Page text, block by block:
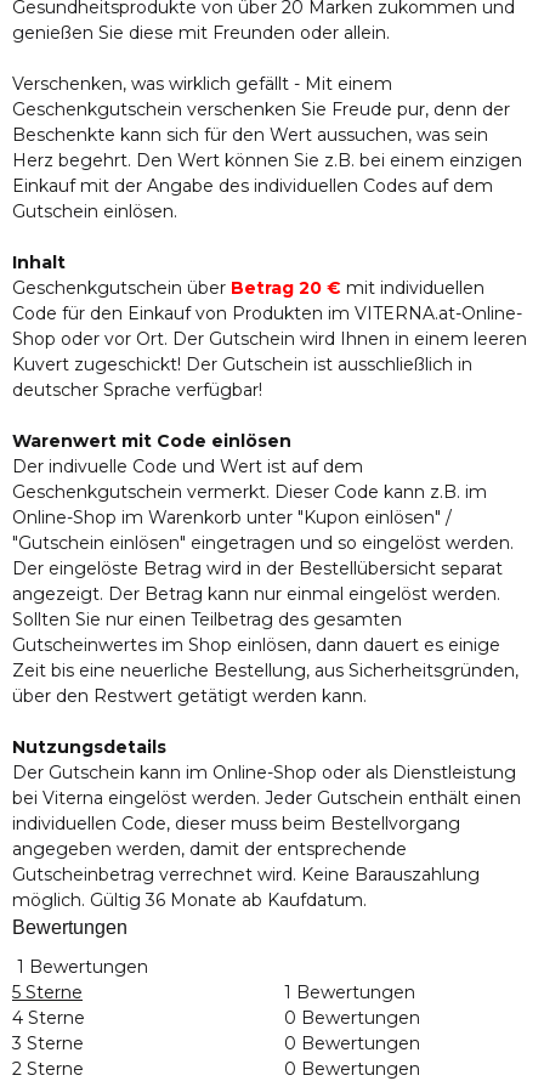
Gesundheitsprodukte von über 20 Marken zukommen und
genießen Sie diese mit Freunden oder allein.
Verschenken, was wirklich gefällt - Mit einem
Geschenkgutschein verschenken Sie Freude pur, denn der
Beschenkte kann sich für den Wert aussuchen, was sein
Herz begehrt. Den Wert können Sie z.B. bei einem einzigen
Einkauf mit der Angabe des individuellen Codes auf dem
Gutschein einlösen.
Inhalt
Geschenkgutschein über Betrag 20 € mit individuellen
Code für den Einkauf von Produkten im VITERNA.at-Online-
Shop oder vor Ort. Der Gutschein wird Ihnen in einem leeren
Kuvert zugeschickt! Der Gutschein ist ausschließlich in
deutscher Sprache verfügbar!
Warenwert mit Code einlösen
Der indivuelle Code und Wert ist auf dem
Geschenkgutschein vermerkt. Dieser Code kann z.B. im
Online-Shop im Warenkorb unter "Kupon einlösen" /
"Gutschein einlösen" eingetragen und so eingelöst werden.
Der eingelöste Betrag wird in der Bestellübersicht separat
angezeigt. Der Betrag kann nur einmal eingelöst werden.
Sollten Sie nur einen Teilbetrag des gesamten
Gutscheinwertes im Shop einlösen, dann dauert es einige
Zeit bis eine neuerliche Bestellung, aus Sicherheitsgründen,
über den Restwert getätigt werden kann.
Nutzungsdetails
Der Gutschein kann im Online-Shop oder als Dienstleistung
bei Viterna eingelöst werden. Jeder Gutschein enthält einen
individuellen Code, dieser muss beim Bestellvorgang
angegeben werden, damit der entsprechende
Gutscheinbetrag verrechnet wird. Keine Barauszahlung
möglich. Gültig 36 Monate ab Kaufdatum.
Bewertungen
1 Bewertungen
5 Sterne
1 Bewertungen
4 Sterne
0 Bewertungen
3 Sterne
0 Bewertungen
2 Sterne
0 Bewertungen